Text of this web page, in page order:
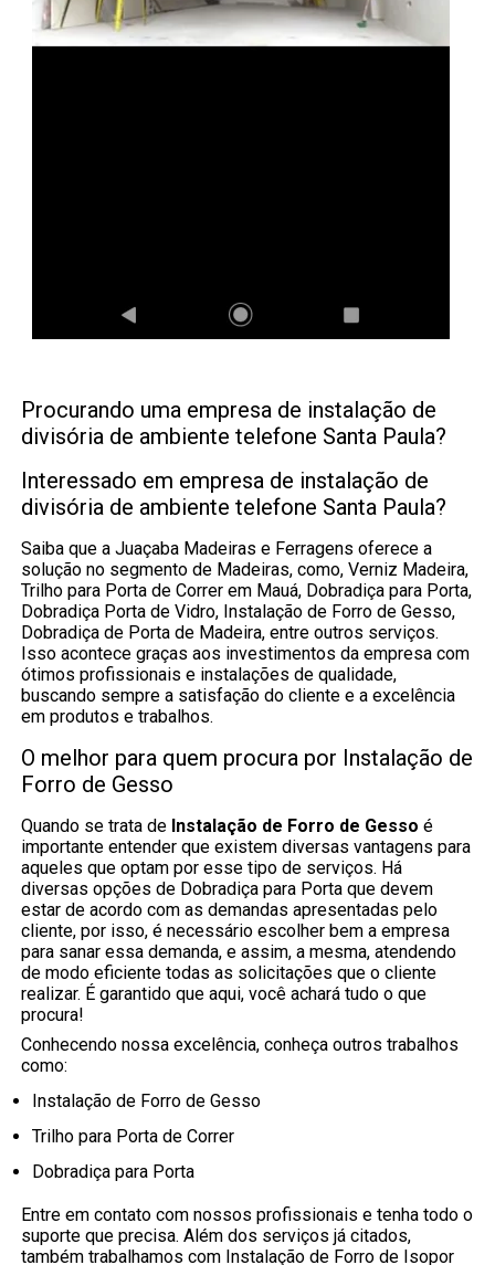
Procurando uma empresa de instalação de
divisória de ambiente telefone Santa Paula?
Interessado em empresa de instalação de
divisória de ambiente telefone Santa Paula?
Saiba que a Juaçaba Madeiras e Ferragens oferece a
solução no segmento de Madeiras, como, Verniz Madeira,
Trilho para Porta de Correr em Mauá, Dobradiça para Porta,
Dobradiça Porta de Vidro, Instalação de Forro de Gesso,
Dobradiça de Porta de Madeira, entre outros serviços.
Isso acontece graças aos investimentos da empresa com
ótimos profissionais e instalações de qualidade,
buscando sempre a satisfação do cliente e a excelência
em produtos e trabalhos.
O melhor para quem procura por Instalação de
Forro de Gesso
Quando se trata de Instalação de Forro de Gesso é
importante entender que existem diversas vantagens para
aqueles que optam por esse tipo de serviços. Há
diversas opções de Dobradiça para Porta que devem
estar de acordo com as demandas apresentadas pelo
cliente, por isso, é necessário escolher bem a empresa
para sanar essa demanda, e assim, a mesma, atendendo
de modo eficiente todas as solicitações que o cliente
realizar. É garantido que aqui, você achará tudo o que
procura!
Conhecendo nossa excelência, conheça outros trabalhos
como:
Instalação de Forro de Gesso
Trilho para Porta de Correr
Dobradiça para Porta
Entre em contato com nossos profissionais e tenha todo o
suporte que precisa. Além dos serviços já citados,
também trabalhamos com Instalação de Forro de Isopor